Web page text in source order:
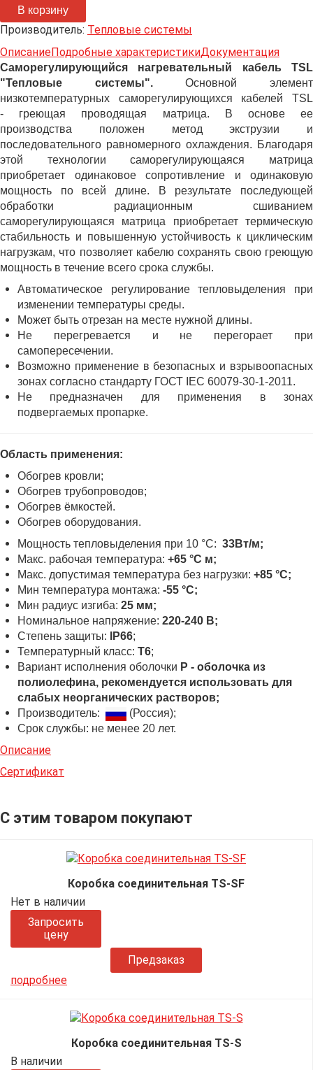
Производитель: Тепловые системы
ОписаниеПодробные характеристикиДокументация
Саморегулирующийся нагревательный кабель TSL
"Тепловые системы".Основной элемент
низкотемпературных саморегулирующихся кабелей TSL
- греющая проводящая матрица. В основе ее
производства положен метод экструзии и
последовательного равномерного охлаждения. Благодаря
этой технологии саморегулирующаяся матрица
приобретает одинаковое сопротивление и одинаковую
мощность по всей длине. В результате последующей
обработки радиационным сшиванием
cаморегулирующаяся матрица приобретает термическую
стабильность и повышенную устойчивость к циклическим
нагрузкам, что позволяет кабелю сохранять свою греющую
мощность в течение всего срока службы.
Автоматическое регулирование тепловыделения при
изменении температуры среды.
Может быть отрезан на месте нужной длины.
Не перегревается и не перегорает при
самопересечении.
Возможно применение в безопасных и взрывоопасных
зонах согласно стандарту ГОСТ IEC 60079-30-1-2011.
Не предназначен для применения в зонах
подвергаемых пропарке.
Область применения:
Обогрев кровли;
Обогрев трубопроводов;
Обогрев ёмкостей.
Обогрев оборудования.
Мощность тепловыделения при 10 °C: 33Вт/м;
Макс. рабочая температура: +65 °C м;
Макс. допустимая температура без нагрузки: +85 °C;
Мин температура монтажа: -55 °C;
Мин радиус изгиба: 25 мм;
Номинальное напряжение: 220-240 В;
Степень защиты: IP66;
Температурный класс: Т6;
Вариант исполнения оболочки Р - оболочка из
полиолефина, рекомендуется использовать для
слабых неорганических растворов;
Производитель:
(Россия);
Срок службы: не менее 20 лет.
Описание
Сертификат
С этим товаром покупают
Коробка соединительная TS-SF
Нет в наличии
Запросить
цену
Предзаказ
подробнее
Коробка соединительная TS-S
В наличии